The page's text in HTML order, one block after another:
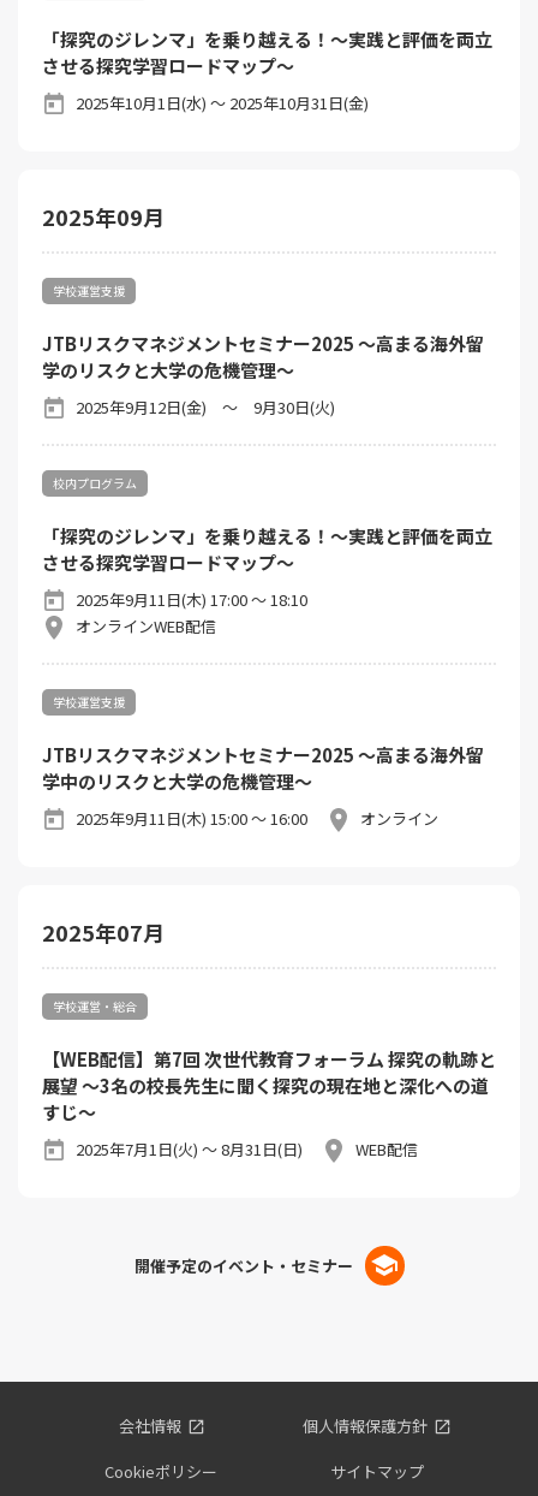
「探究のジレンマ」を乗り越える！～実践と評価を両立
させる探究学習ロードマップ～​
2025年10月1日(水) ～ 2025年10月31日(金)
2025年09月
学校運営支援
JTBリスクマネジメントセミナー2025 ～高まる海外留
学のリスクと大学の危機管理～
2025年9月12日(金) ～ 9月30日(火)
校内プログラム
「探究のジレンマ」を乗り越える！～実践と評価を両立
させる探究学習ロードマップ～​
2025年9月11日(木) 17:00 ～ 18:10
オンラインWEB配信
学校運営支援
JTBリスクマネジメントセミナー2025 ～高まる海外留
学中のリスクと大学の危機管理～
2025年9月11日(木) 15:00 ～ 16:00 オンライン
2025年07月
学校運営・総合
【WEB配信】第7回 次世代教育フォーラム 探究の軌跡と
展望 ～3名の校長先生に聞く探究の現在地と深化への道
すじ～
2025年7月1日(火) ～ 8月31日(日) WEB配信
開催予定のイベント・セミナー
会社情報
個人情報保護方針
Cookieポリシー
サイトマップ